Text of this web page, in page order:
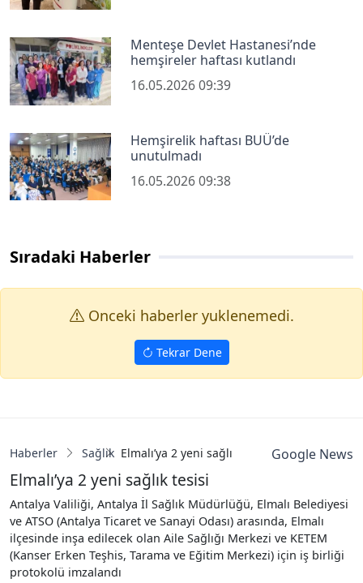
Menteşe Devlet Hastanesi’nde
hemşireler haftası kutlandı
16.05.2026 09:39
Hemşirelik haftası BUÜ’de
unutulmadı
16.05.2026 09:38
Sıradaki Haberler
Onceki haberler yuklenemedi.
Tekrar Dene
Haberler Sağlık Elmalı’ya 2 yeni sağlık tesisi Google News
Elmalı’ya 2 yeni sağlık tesisi
Antalya Valiliği, Antalya İl Sağlık Müdürlüğü, Elmalı Belediyesi
ve ATSO (Antalya Ticaret ve Sanayi Odası) arasında, Elmalı
ilçesinde inşa edilecek olan Aile Sağlığı Merkezi ve KETEM
(Kanser Erken Teşhis, Tarama ve Eğitim Merkezi) için iş birliği
protokolü imzalandı